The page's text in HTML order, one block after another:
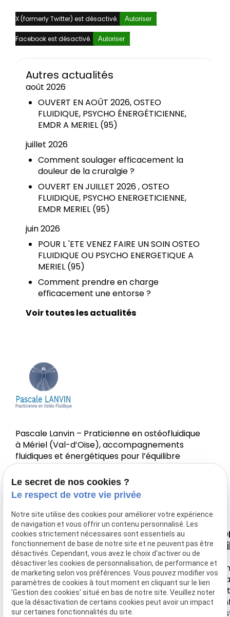
X (formerly Twitter) est désactivé. Autoriser
Facebook est désactivé. Autoriser
Autres actualités
août 2026
OUVERT EN AOÛT 2026, OSTEO
FLUIDIQUE, PSYCHO ÉNERGÉTICIENNE,
EMDR A MERIEL (95)
juillet 2026
Comment soulager efficacement la
douleur de la cruralgie ?
OUVERT EN JUILLET 2026 , OSTEO
FLUIDIQUE, PSYCHO ENERGETICIENNE,
EMDR MERIEL (95)
juin 2026
POUR L 'ETE VENEZ FAIRE UN SOIN OSTEO
FLUIDIQUE OU PSYCHO ENERGETIQUE A
MERIEL (95)
Comment prendre en charge
efficacement une entorse ?
Voir toutes les actualités
Pascale Lanvin – Praticienne en ostéofluidique
à Mériel (Val-d’Oise), accompagnements
fluidiques et énergétiques pour l’équilibre
corps-esprit.
Nous
retrouver
44 rue de
Montebello
95630 MERIEL
Horaire
Lundi-
Samedi
9h30 -
18h
Navigation
Accueil
Votre Ostéo
Tarifs
Actualité
Le secret de nos cookies ?
Le respect de votre vie privée
Notre site utilise des cookies pour améliorer votre expérience
de navigation et vous offrir un contenu personnalisé. Les
cookies strictement nécessaires sont essentiels au
fonctionnement de base de notre site et ne peuvent pas être
désactivés. Cependant, vous avez le choix d'activer ou de
désactiver les cookies de personnalisation, de performance et
de marketing selon vos préférences. Vous pouvez modifier vos
paramètres de cookies à tout moment en cliquant sur le lien
'Gestion des cookies' situé en bas de notre site. Veuillez noter
que la désactivation de certains cookies peut avoir un impact
sur certaines fonctionnalités du site.